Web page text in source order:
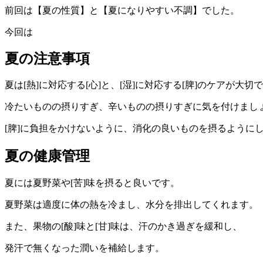
前回は【夏の性質】と【夏になりやすい不調】でした。
今回は
夏の注意事項
夏は[熱]に対応する[心]と、[湿]に対応する[脾]のケアが大切で
冷たいものの摂りすぎ、辛いものの摂りすぎに気を付けまし
[脾]に負担をかけないように、消化の良いものを摂るようにし
夏の健康管理
夏には夏野菜や[苦]味を摂ると良いです。
夏野菜は適度に体の熱を冷まし、水分を排出してくれます。
また、果物の[酸]味と[甘]味は、汗のかき過ぎを緩和し、
発汗で無くなった潤いを補給します。